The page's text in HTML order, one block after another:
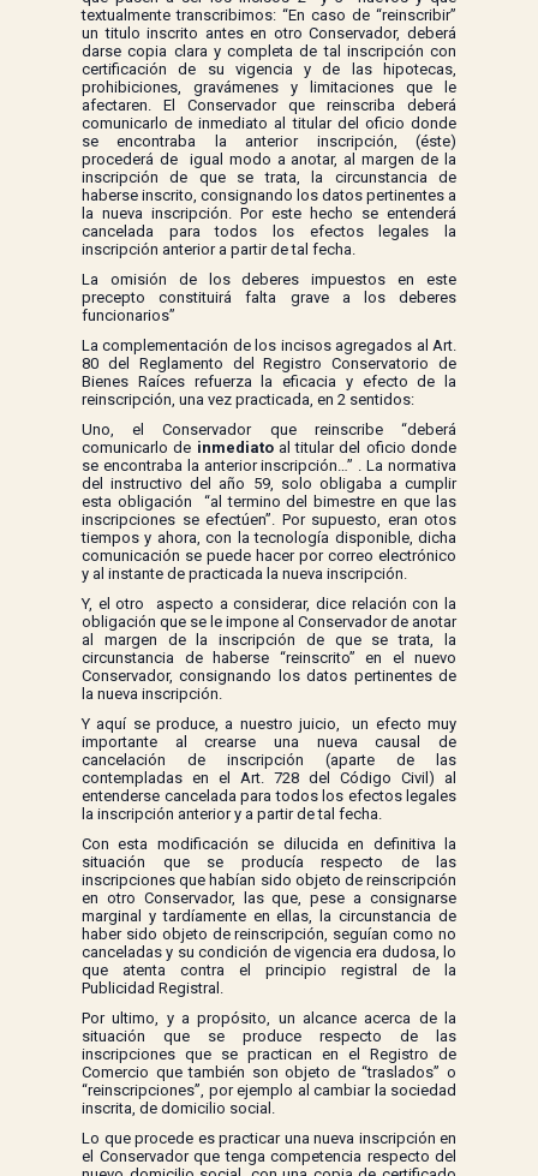
textualmente transcribimos: “En caso de “reinscribir”
un titulo inscrito antes en otro Conservador, deberá
darse copia clara y completa de tal inscripción con
certificación de su vigencia y de las hipotecas,
prohibiciones, gravámenes y limitaciones que le
afectaren. El Conservador que reinscriba deberá
comunicarlo de inmediato al titular del oficio donde
se encontraba la anterior inscripción, (éste)
procederá de igual modo a anotar, al margen de la
inscripción de que se trata, la circunstancia de
haberse inscrito, consignando los datos pertinentes a
la nueva inscripción. Por este hecho se entenderá
cancelada para todos los efectos legales la
inscripción anterior a partir de tal fecha.
La omisión de los deberes impuestos en este
precepto constituirá falta grave a los deberes
funcionarios”
La complementación de los incisos agregados al Art.
80 del Reglamento del Registro Conservatorio de
Bienes Raíces refuerza la eficacia y efecto de la
reinscripción, una vez practicada, en 2 sentidos:
Uno, el Conservador que reinscribe “deberá
comunicarlo de inmediatoal titular del oficio donde
se encontraba la anterior inscripción…” . La normativa
del instructivo del año 59, solo obligaba a cumplir
esta obligación “al termino del bimestre en que las
inscripciones se efectúen”. Por supuesto, eran otos
tiempos y ahora, con la tecnología disponible, dicha
comunicación se puede hacer por correo electrónico
y al instante de practicada la nueva inscripción.
Y, el otro aspecto a considerar, dice relación con la
obligación que se le impone al Conservador de anotar
al margen de la inscripción de que se trata, la
circunstancia de haberse “reinscrito” en el nuevo
Conservador, consignando los datos pertinentes de
la nueva inscripción.
Y aquí se produce, a nuestro juicio, un efecto muy
importante al crearse una nueva causal de
cancelación de inscripción (aparte de las
contempladas en el Art. 728 del Código Civil) al
entenderse cancelada para todos los efectos legales
la inscripción anterior y a partir de tal fecha.
Con esta modificación se dilucida en definitiva la
situación que se producía respecto de las
inscripciones que habían sido objeto de reinscripción
en otro Conservador, las que, pese a consignarse
marginal y tardíamente en ellas, la circunstancia de
haber sido objeto de reinscripción, seguían como no
canceladas y su condición de vigencia era dudosa, lo
que atenta contra el principio registral de la
Publicidad Registral.
Por ultimo, y a propósito, un alcance acerca de la
situación que se produce respecto de las
inscripciones que se practican en el Registro de
Comercio que también son objeto de “traslados” o
“reinscripciones”, por ejemplo al cambiar la sociedad
inscrita, de domicilio social.
Lo que procede es practicar una nueva inscripción en
el Conservador que tenga competencia respecto del